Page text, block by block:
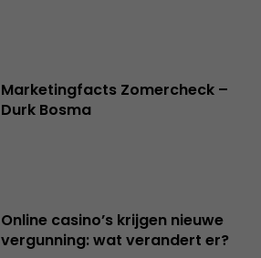
Marketingfacts Zomercheck –
Durk Bosma
Online casino’s krijgen nieuwe
vergunning: wat verandert er?